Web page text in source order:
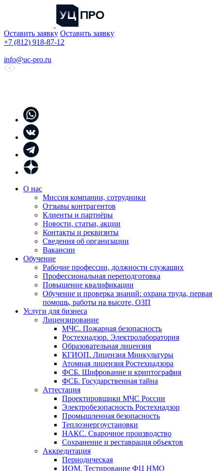
Оставить заявку Оставить заявку
+7 (812) 918-87-12
info@uc-pro.ru
О нас
Миссия компании, сотрудники
Отзывы контрагентов
Клиенты и партнёры
Новости, статьи, акции
Контакты и реквизиты
Сведения об организации
Вакансии
Обучение
Рабочие профессии, должности служащих
Профессиональная переподготовка
Повышение квалификации
Обучение и проверка знаний: охрана труда, первая
помощь, работы на высоте, ОЗП
Услуги для бизнеса
Лицензирование
МЧС. Пожарная безопасность
Ростехнадзор. Электролаборатория
Образовательная лицензия
КГИОП. Лицензия Минкультуры
Атомная лицензия Ростехнадзора
ФСБ. Шифрование и криптография
ФСБ. Государственная тайна
Аттестация
Проектировщики МЧС России
Электробезопасность Ростехнадзор
Промышленная безопасность
Теплоэнергоустановки
НАКС. Сварочное производство
Сохранение и реставрация объектов
Аккредитация
Периодическая
ИОМ. Тестирование ФЦ НМО